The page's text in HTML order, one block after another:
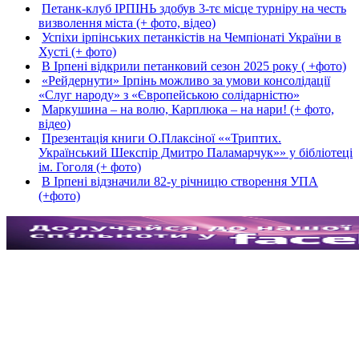
Петанк-клуб ІРПІНЬ здобув 3-тє місце турніру на честь
визволення міста (+ фото, відео)
Успіхи ірпінських петанкістів на Чемпіонаті України в
Хусті (+ фото)
В Ірпені відкрили петанковий сезон 2025 року ( +фото)
«Рейдернути» Ірпінь можливо за умови консолідації
«Слуг народу» з «Європейською солідарністю»
Маркушина – на волю, Карплюка – на нари! (+ фото,
відео)
Презентація книги О.Плаксіної ««Триптих.
Український Шекспір Дмитро Паламарчук»» у бібліотеці
ім. Гоголя (+ фото)
В Ірпені відзначили 82-у річницю створення УПА
(+фото)